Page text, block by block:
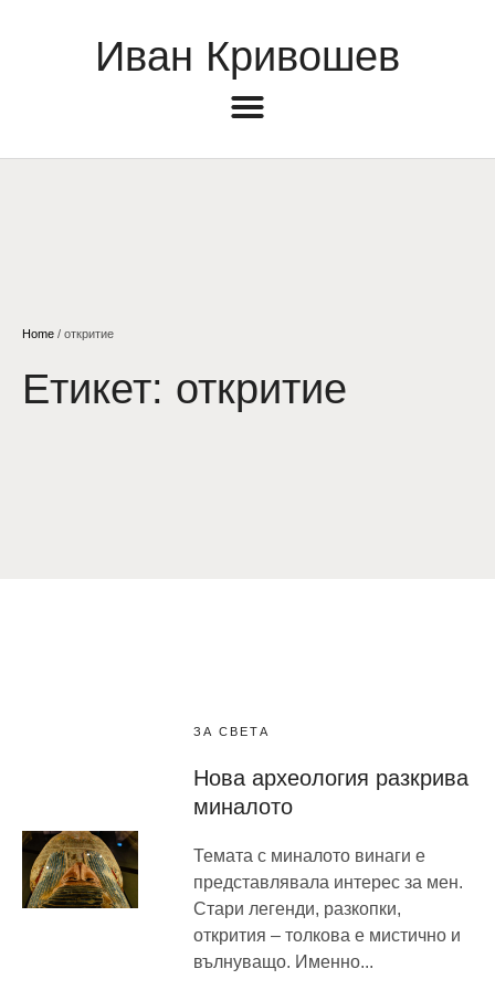
Иван Кривошев
Home / откритие
Етикет: откритие
ЗА СВЕТА
Нова археология разкрива
миналото
Темата с миналото винаги е
представлявала интерес за мен.
Стари легенди, разкопки,
открития – толкова е мистично и
вълнуващо. Именно...